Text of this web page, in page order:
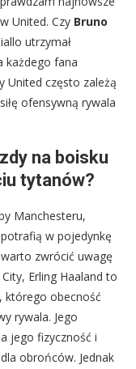
United. Czy Bruno
utrzymał
każdego fana
United często zależą
ofensywną rywala
na boisku
tytanów?
Manchesteru,
w pojedynkę
zwrócić uwagę
Erling Haaland to
którego obecność
rywala. Jego
jego fizyczność i
obrońców. Jednak